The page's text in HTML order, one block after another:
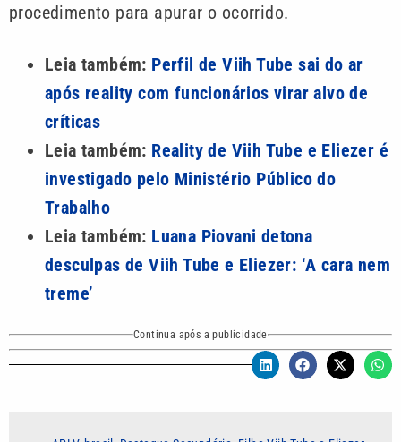
procedimento para apurar o ocorrido.
Leia também: Perfil de Viih Tube sai do ar
após reality com funcionários virar alvo de
críticas
Leia também: Reality de Viih Tube e Eliezer é
investigado pelo Ministério Público do
Trabalho
Leia também: Luana Piovani detona
desculpas de Viih Tube e Eliezer: ‘A cara nem
treme’
Continua após a publicidade